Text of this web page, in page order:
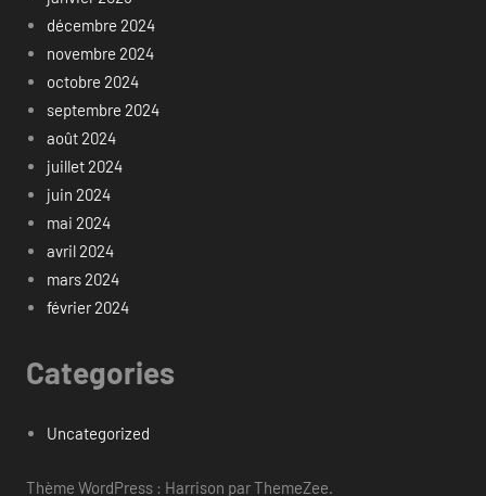
décembre 2024
novembre 2024
octobre 2024
septembre 2024
août 2024
juillet 2024
juin 2024
mai 2024
avril 2024
mars 2024
février 2024
Categories
Uncategorized
Thème WordPress : Harrison par ThemeZee.